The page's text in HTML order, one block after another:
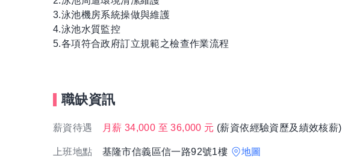
3.泳池機房系統操做與維護
4.泳池水質監控
5.各項符合政府訂立規範之檢查作業流程
職缺資訊
薪資待遇 月薪 34,000 至 36,000 元 (薪資依經驗資歷及績效核薪)
上班地點 基隆市信義區信一路92號1樓 地圖